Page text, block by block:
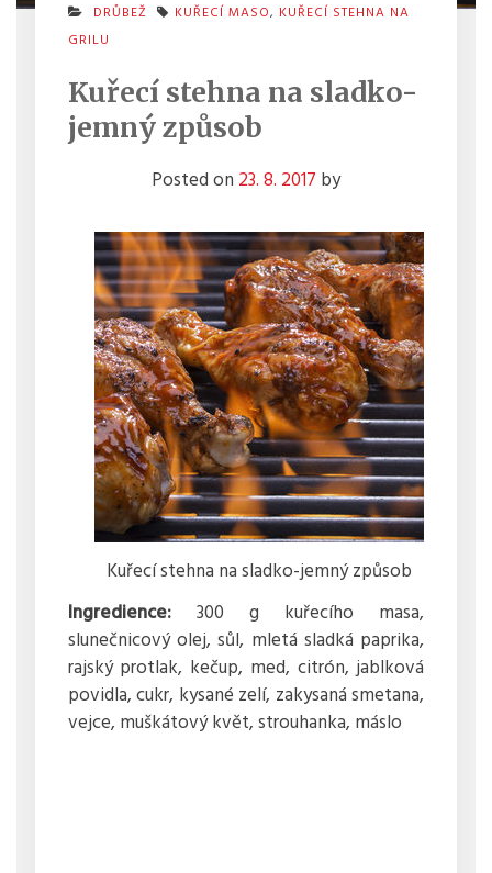
DRŮBEŽ KUŘECÍ MASO, KUŘECÍ STEHNA NA
GRILU
Kuřecí stehna na sladko-
jemný způsob
Posted on 23. 8. 2017 by
Kuřecí stehna na sladko-jemný způsob
Ingredience:300 g kuřecího masa,
slunečnicový olej, sůl, mletá sladká paprika,
rajský protlak, kečup, med, citrón, jablková
povidla, cukr, kysané zelí, zakysaná smetana,
vejce, muškátový květ, strouhanka, máslo